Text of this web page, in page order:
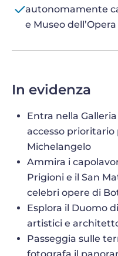
autonomamente
e Museo
In evidenza
Entra nella
accesso
Michelangelo
Ammira i
Prigioni e il San
celebri opere di
Esplora il Duomo
artistici e
Passeggia sulle